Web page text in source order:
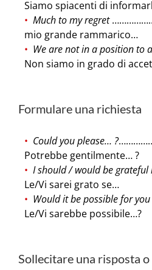
Siamo spiacenti di
Much to my regret
mio grande rammarico…
We are not in a position to
Non siamo in grado di
Formulare una richiesta
Could you please… ?
Potrebbe gentilmente… ?
I should / would be grateful
Le/Vi sarei grato se…
Would it be possible for
Le/Vi sarebbe possibile…?
Sollecitare una risposta